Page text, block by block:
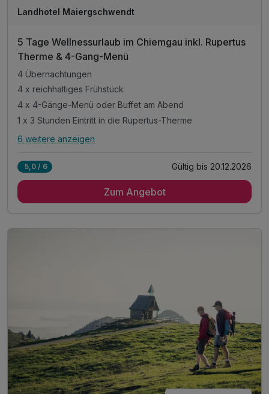
Landhotel Maiergschwendt
5 Tage Wellnessurlaub im Chiemgau inkl. Rupertus
Therme & 4-Gang-Menü
4 Übernachtungen
4 x reichhaltiges Frühstück
4 x 4-Gänge-Menü oder Buffet am Abend
1 x 3 Stunden Eintritt in die Rupertus-Therme
Alle Inklusivleistungen
4 x reichhaltiges Frühstück
1 x Berg- oder Talfahrt "Unternbergbahn"*
inkl. Eintritt Glockenschmiede und Heimatmuseum*
inkl. Chiemgau Card mit vielen weiteren Angeboten
6 weitere anzeigen
5,0 / 6 Gültig bis 20.12.2026
Zum Angebot